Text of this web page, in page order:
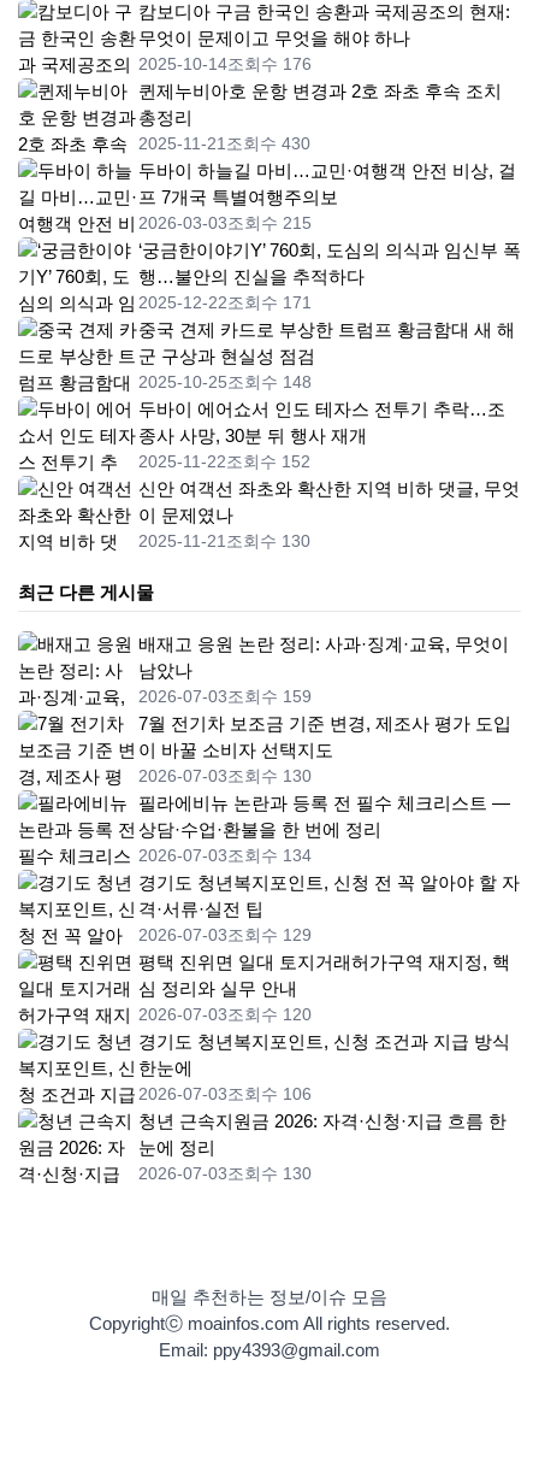
캄보디아 구금 한국인 송환과 국제공조의 현재:
무엇이 문제이고 무엇을 해야 하나
2025-10-14조회수 176
퀸제누비아호 운항 변경과 2호 좌초 후속 조치
총정리
2025-11-21조회수 430
두바이 하늘길 마비…교민·여행객 안전 비상, 걸
프 7개국 특별여행주의보
2026-03-03조회수 215
‘궁금한이야기Y’ 760회, 도심의 의식과 임신부 폭
행…불안의 진실을 추적하다
2025-12-22조회수 171
중국 견제 카드로 부상한 트럼프 황금함대 새 해
군 구상과 현실성 점검
2025-10-25조회수 148
두바이 에어쇼서 인도 테자스 전투기 추락…조
종사 사망, 30분 뒤 행사 재개
2025-11-22조회수 152
신안 여객선 좌초와 확산한 지역 비하 댓글, 무엇
이 문제였나
2025-11-21조회수 130
최근 다른 게시물
배재고 응원 논란 정리: 사과·징계·교육, 무엇이
남았나
2026-07-03조회수 159
7월 전기차 보조금 기준 변경, 제조사 평가 도입
이 바꿀 소비자 선택지도
2026-07-03조회수 130
필라에비뉴 논란과 등록 전 필수 체크리스트 —
상담·수업·환불을 한 번에 정리
2026-07-03조회수 134
경기도 청년복지포인트, 신청 전 꼭 알아야 할 자
격·서류·실전 팁
2026-07-03조회수 129
평택 진위면 일대 토지거래허가구역 재지정, 핵
심 정리와 실무 안내
2026-07-03조회수 120
경기도 청년복지포인트, 신청 조건과 지급 방식
한눈에
2026-07-03조회수 106
청년 근속지원금 2026: 자격·신청·지급 흐름 한
눈에 정리
2026-07-03조회수 130
매일 추천하는 정보/이슈 모음
Copyrightⓒ moainfos.com All rights reserved.
Email: ppy4393@gmail.com